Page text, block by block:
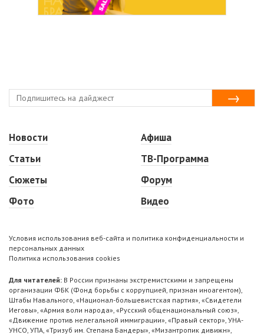
Новости
Статьи
Сюжеты
Фото
Афиша
ТВ-Программа
Форум
Видео
Условия использования веб-сайта и политика конфиденциальности и
персональных данных
Политика использования cookies
Для читателей: В России признаны экстремистскими и запрещены
организации ФБК (Фонд борьбы с коррупцией, признан иноагентом),
Штабы Навального, «Национал-большевистская партия», «Свидетели
Иеговы», «Армия воли народа», «Русский общенациональный союз»,
«Движение против нелегальной иммиграции», «Правый сектор», УНА-
УНСО, УПА, «Тризуб им. Степана Бандеры», «Мизантропик дивижн»,